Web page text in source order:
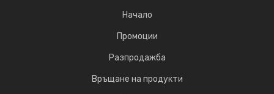
Начало
Промоции
Разпродажба
Връщане на продукти